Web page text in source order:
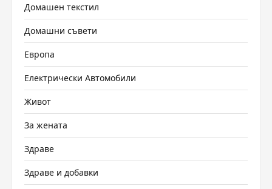
Домашен текстил
Домашни съвети
Европа
Електрически Автомобили
Живот
За жената
Здраве
Здраве и добавки